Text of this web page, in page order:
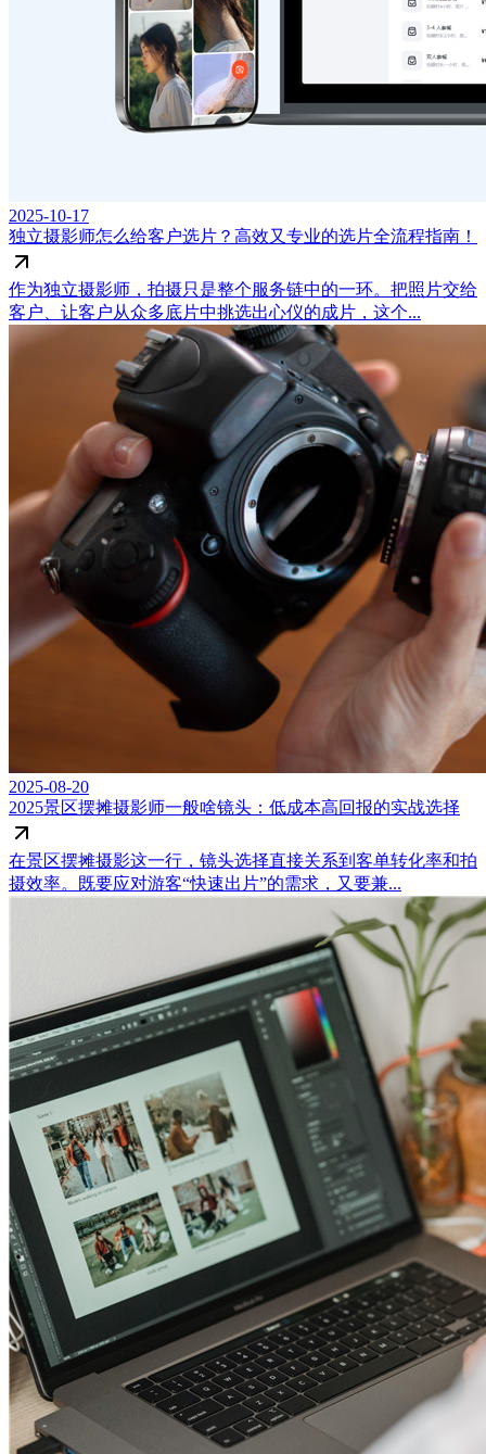
2025-10-17
独立摄影师怎么给客户选片？高效又专业的选片全流程指南！
作为独立摄影师，拍摄只是整个服务链中的一环。把照片交给
客户、让客户从众多底片中挑选出心仪的成片，这个...
2025-08-20
2025景区摆摊摄影师一般啥镜头：低成本高回报的实战选择
在景区摆摊摄影这一行，镜头选择直接关系到客单转化率和拍
摄效率。既要应对游客“快速出片”的需求，又要兼...